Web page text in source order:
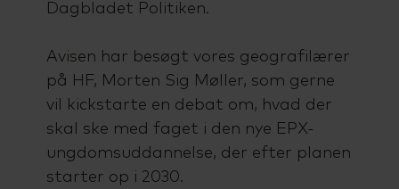
Dagbladet Politiken.
Avisen har besøgt vores geografilærer
på HF, Morten Sig Møller, som gerne
vil kickstarte en debat om, hvad der
skal ske med faget i den nye EPX-
ungdomsuddannelse, der efter planen
starter op i 2030.